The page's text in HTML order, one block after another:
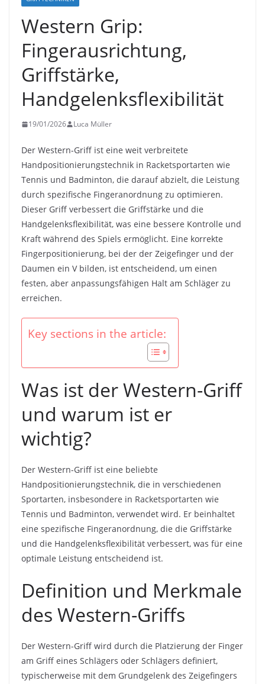
Western Grip:
Fingerausrichtung,
Griffstärke,
Handgelenksflexibilität
19/01/2026 Luca Müller
Der Western-Griff ist eine weit verbreitete
Handpositionierungstechnik in Racketsportarten wie
Tennis und Badminton, die darauf abzielt, die Leistung
durch spezifische Fingeranordnung zu optimieren.
Dieser Griff verbessert die Griffstärke und die
Handgelenksflexibilität, was eine bessere Kontrolle und
Kraft während des Spiels ermöglicht. Eine korrekte
Fingerpositionierung, bei der der Zeigefinger und der
Daumen ein V bilden, ist entscheidend, um einen
festen, aber anpassungsfähigen Halt am Schläger zu
erreichen.
Key sections in the article:
Was ist der Western-Griff
und warum ist er
wichtig?
Der Western-Griff ist eine beliebte
Handpositionierungstechnik, die in verschiedenen
Sportarten, insbesondere in Racketsportarten wie
Tennis und Badminton, verwendet wird. Er beinhaltet
eine spezifische Fingeranordnung, die die Griffstärke
und die Handgelenksflexibilität verbessert, was für eine
optimale Leistung entscheidend ist.
Definition und Merkmale
des Western-Griffs
Der Western-Griff wird durch die Platzierung der Finger
am Griff eines Schlägers oder Schlägers definiert,
typischerweise mit dem Grundgelenk des Zeigefingers